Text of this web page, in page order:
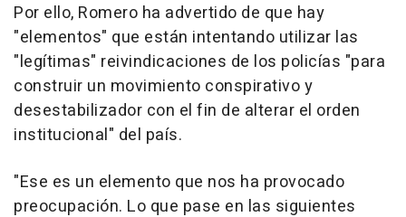
Por ello, Romero ha advertido de que hay
"elementos" que están intentando utilizar las
"legítimas" reivindicaciones de los policías "para
construir un movimiento conspirativo y
desestabilizador con el fin de alterar el orden
institucional" del país.
"Ese es un elemento que nos ha provocado
preocupación. Lo que pase en las siguientes